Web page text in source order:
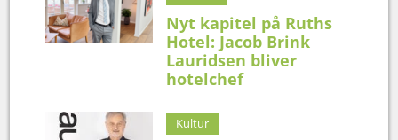
Nyt kapitel på Ruths
Hotel: Jacob Brink
Lauridsen bliver
hotelchef
Kultur